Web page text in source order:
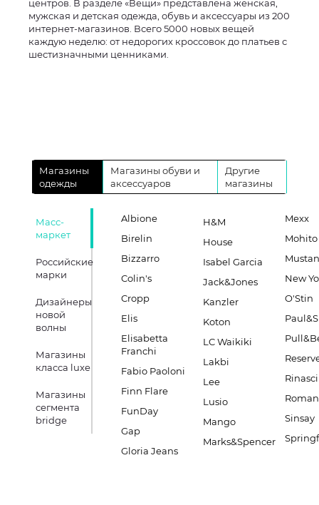
центров. В разделе «Вещи» представлена женская,
мужская и детская одежда, обувь и аксессуары из 200
интернет-магазинов. Всего 5000 новых вещей
каждую неделю: от недорогих кроссовок до платьев с
шестизначными ценниками.
Магазины
одежды
Магазины обуви и
аксессуаров
Другие
магазины
Масс-
маркет
Российские
марки
Дизайнеры
новой
волны
Магазины
класса luxe
Магазины
сегмента
bridge
Albione
Birelin
Bizzarro
Colin's
Cropp
Elis
Elisabetta
Franchi
Fabio Paoloni
Finn Flare
FunDay
Gap
Gloria Jeans
H&M
House
Isabel Garcia
Jack&Jones
Kanzler
Koton
LC Waikiki
Lakbi
Lee
Lusio
Mango
Marks&Spencer
Mexx
Mohito
New
O'Stin
Sinsay